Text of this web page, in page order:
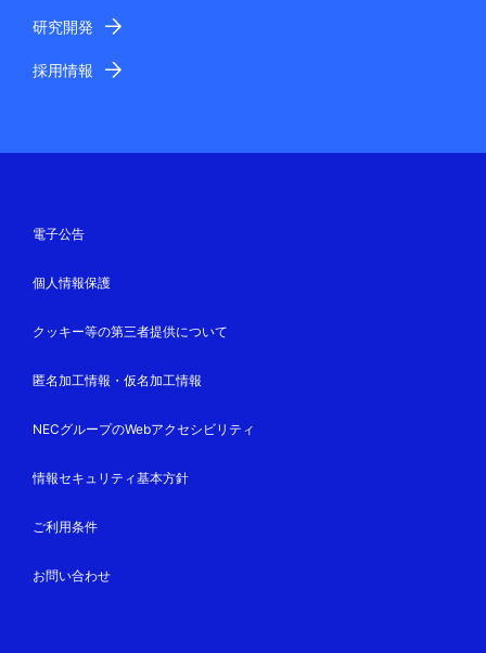
研究開発
採用情報
電子公告
個人情報保護
クッキー等の第三者提供について
匿名加工情報・仮名加工情報
NECグループのWebアクセシビリティ
情報セキュリティ基本方針
ご利用条件
お問い合わせ